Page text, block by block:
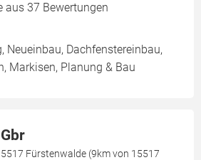
aus 37 Bewertungen
Neueinbau, Dachfenstereinbau,
Markisen, Planung & Bau
Fürstenwalde (9km von 15517